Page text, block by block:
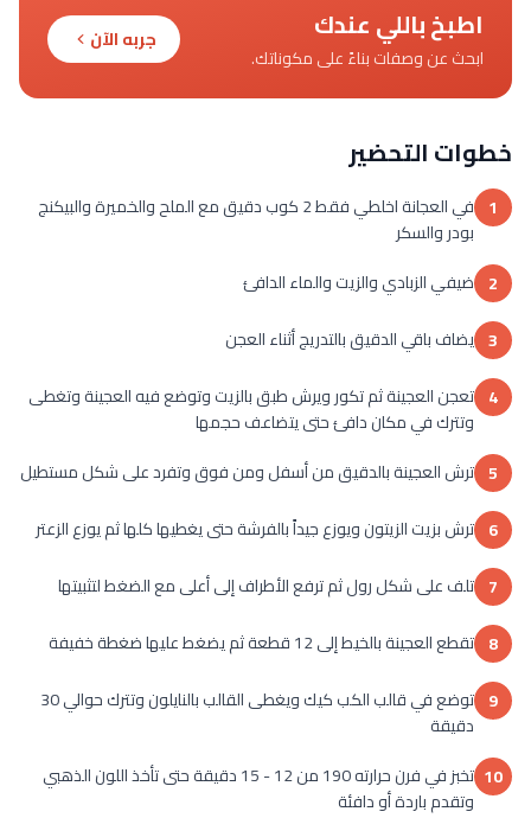
اطبخ باللي عندك
ابحث عن وصفات بناءً على مكوناتك.
جربه الآن
خطوات التحضير
1
في العجانة اخلطي فقط 2 كوب دقيق مع الملح والخميرة والبيكنج
بودر والسكر
2 ضيفي الزبادي والزيت والماء الدافئ
3 يضاف باقي الدقيق بالتدريج أثناء العجن
4 تعجن العجينة ثم تكور ويرش طبق بالزيت وتوضع فيه العجينة وتغطى
وتترك في مكان دافئ حتى يتضاعف حجمها
5 ترش العجينة بالدقيق من أسفل ومن فوق وتفرد على شكل مستطيل
6 ترش بزيت الزيتون ويوزع جيداً بالفرشة حتى يغطيها كلها ثم يوزع الزعتر
7 تلف على شكل رول ثم ترفع الأطراف إلى أعلى مع الضغط لتثبيتها
8 تقطع العجينة بالخيط إلى 12 قطعة ثم يضغط عليها ضغطة خفيفة
9
توضع في قالب الكب كيك ويغطى القالب بالنايلون وتترك حوالي 30
دقيقة
10
تخبز في فرن حرارته 190 من 12 - 15 دقيقة حتى تأخذ اللون الذهبي
وتقدم باردة أو دافئة